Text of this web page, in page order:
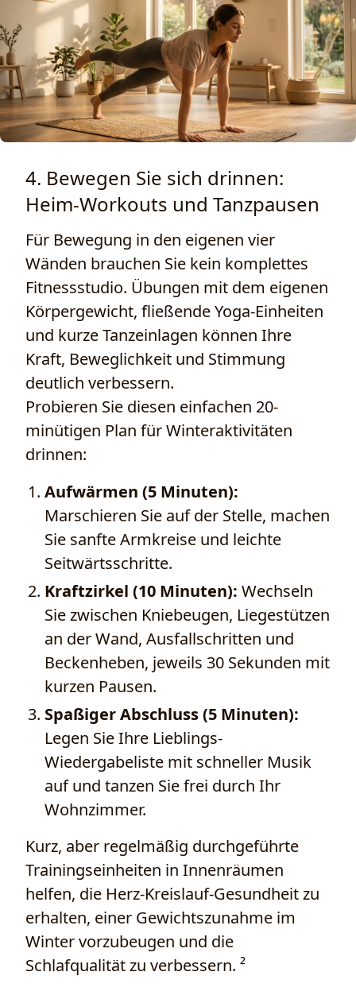
4. Bewegen Sie sich drinnen:
Heim-Workouts und Tanzpausen
Für Bewegung in den eigenen vier
Wänden brauchen Sie kein komplettes
Fitnessstudio. Übungen mit dem eigenen
Körpergewicht, fließende Yoga-Einheiten
und kurze Tanzeinlagen können Ihre
Kraft, Beweglichkeit und Stimmung
deutlich verbessern.
Probieren Sie diesen einfachen 20-
minütigen Plan für Winteraktivitäten
drinnen:
Aufwärmen (5 Minuten):
Marschieren Sie auf der Stelle, machen
Sie sanfte Armkreise und leichte
Seitwärtsschritte.
Kraftzirkel (10 Minuten): Wechseln
Sie zwischen Kniebeugen, Liegestützen
an der Wand, Ausfallschritten und
Beckenheben, jeweils 30 Sekunden mit
kurzen Pausen.
Spaßiger Abschluss (5 Minuten):
Legen Sie Ihre Lieblings-
Wiedergabeliste mit schneller Musik
auf und tanzen Sie frei durch Ihr
Wohnzimmer.
Kurz, aber regelmäßig durchgeführte
Trainingseinheiten in Innenräumen
helfen, die Herz-Kreislauf-Gesundheit zu
erhalten, einer Gewichtszunahme im
Winter vorzubeugen und die
Schlafqualität zu verbessern. ²